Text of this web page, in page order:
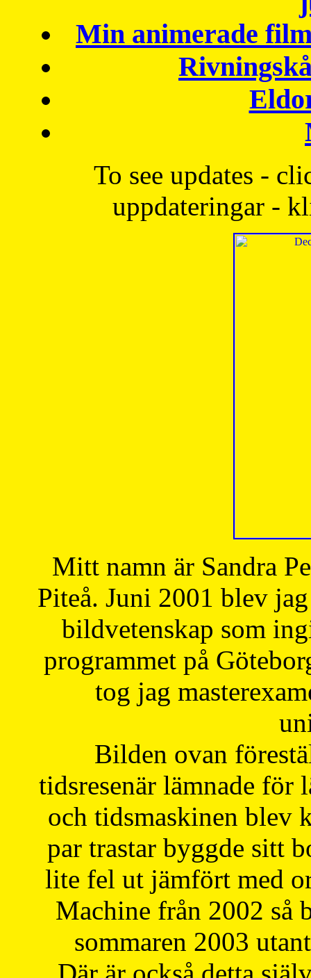
Min animerade
To see updates -
uppdateringar -
Mitt namn är Sandra
Piteå. Juni 2001 blev
bildvetenskap som
programmet på
tog jag
Bilden ovan
tidsresenär lämnade för
och tidsmaskinen blev
par trastar byggde sitt
lite fel ut jämfört med
Machine från 2002 så
sommaren 2003